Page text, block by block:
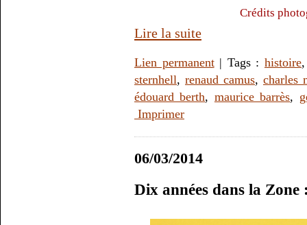
Crédits
Lire la suite
Lien permanent| Tags : histoire
sternhell, renaud camus, charles
édouard berth, maurice barrès,
Imprimer
06/03/2014
Dix années dans la